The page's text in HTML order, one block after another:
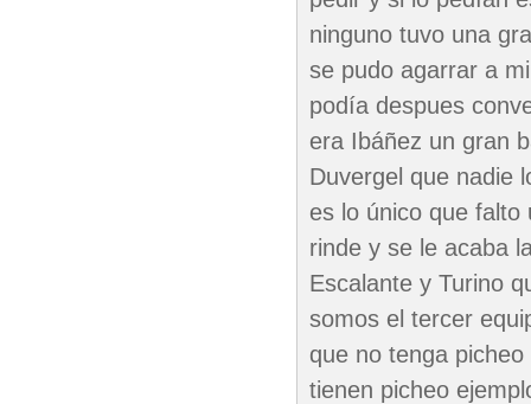
ninguno tuvo una
se pudo agarrar a
podía despues
era Ibáñez un gran
Duvergel que nadie
es lo único que
rinde y se le acaba
Escalante y Turino
somos el tercer
que no tenga
tienen picheo